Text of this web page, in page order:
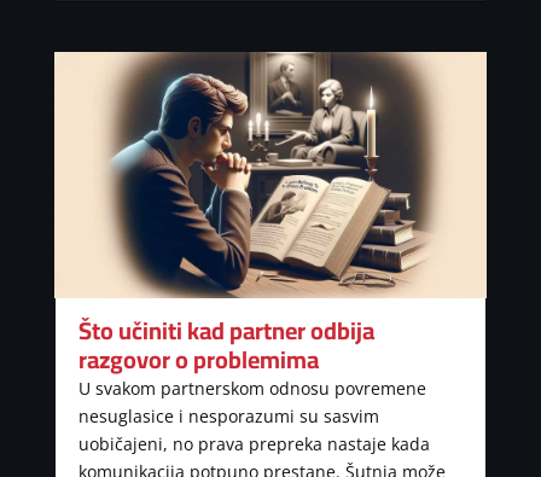
Što učiniti kad partner odbija
razgovor o problemima
U svakom partnerskom odnosu povremene
nesuglasice i nesporazumi su sasvim
uobičajeni, no prava prepreka nastaje kada
komunikacija potpuno prestane. Šutnja može